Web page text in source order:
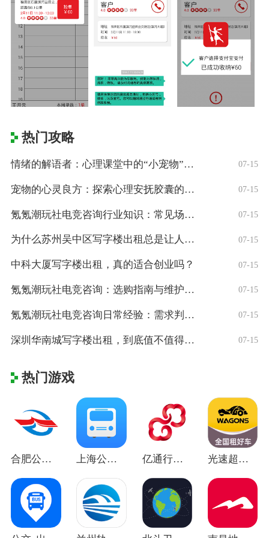
热门攻略
情绪的解语者：心理课堂中的“小宠物”隐喻 07-15
宠物的心灵良方：探索心理安抚胶囊的科学与 07-15
氪氪潮玩社电竞咨询行业知识：常见场景、选 07-15
为什么苏州吴中区写字楼出租总是让人头疼？ 07-15
中科大厦写字楼出租，真的适合创业吗？ 07-15
氪氪潮玩社电竞咨询：选购指南与维护技巧解 07-15
氪氪潮玩社电竞咨询日常经验：需求判断到使 07-15
深圳华南城写字楼出租，到底值不值得租？ 07-15
热门游戏
合肥公交app v1.4.6安卓版 上海公交app最新版本 v3.1.06安 亿通行北京公交北京一卡通 v6.2.8安 光速超跑app v5.2.2安卓版